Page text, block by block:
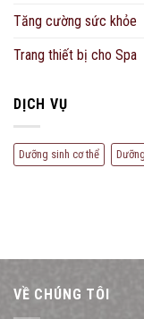
Tăng cường sức khỏe
Trang thiết bị cho Spa
DỊCH VỤ
Dưỡng sinh cơ thể
VỀ CHÚNG TÔI